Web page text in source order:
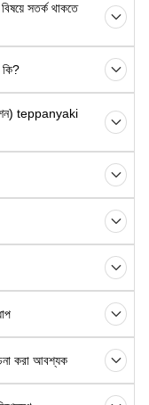
সতর্ক থাকতে
কি?
teppanyaki
করা আবশ্যক